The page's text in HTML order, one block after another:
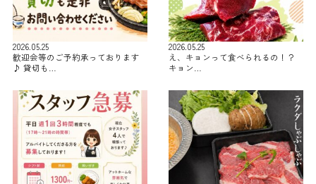
2026.05.25
歓迎会等のご予約承っております
♪ 貸切も…
2026.05.25
え、キョンって食べられるの！？
キョン…